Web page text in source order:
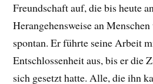
Freundschaft auf, die bis heute
Herangehensweise an
spontan. Er führte seine Arbeit
Entschlossenheit aus, bis er die
sich gesetzt hatte. Alle, die ihn